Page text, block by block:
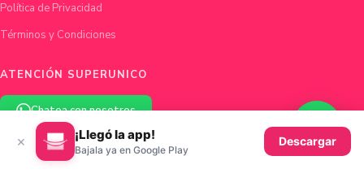
Política de Privacidad
Términos y Condiciones
ATENCIÓN SUPERUNICO
Chatea con nosotros
hola@superunico.com
× ¡Llegó la app!
Bajala ya en Google Play
Descargar